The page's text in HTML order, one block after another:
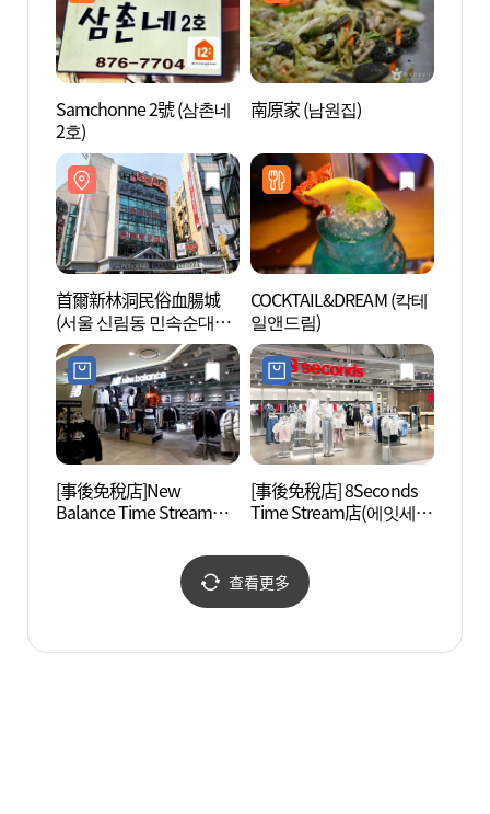
Samchonne 2號 (삼촌네
2호)
南原家 (남원집)
首爾新林洞民俗血腸城
(서울 신림동 민속순대타
운)
COCKTAIL&DREAM (칵테
일앤드림)
[事後免稅店]New
Balance Time Stream店
[事後免稅店] 8Seconds
Time Stream店(에잇세컨
查看更多